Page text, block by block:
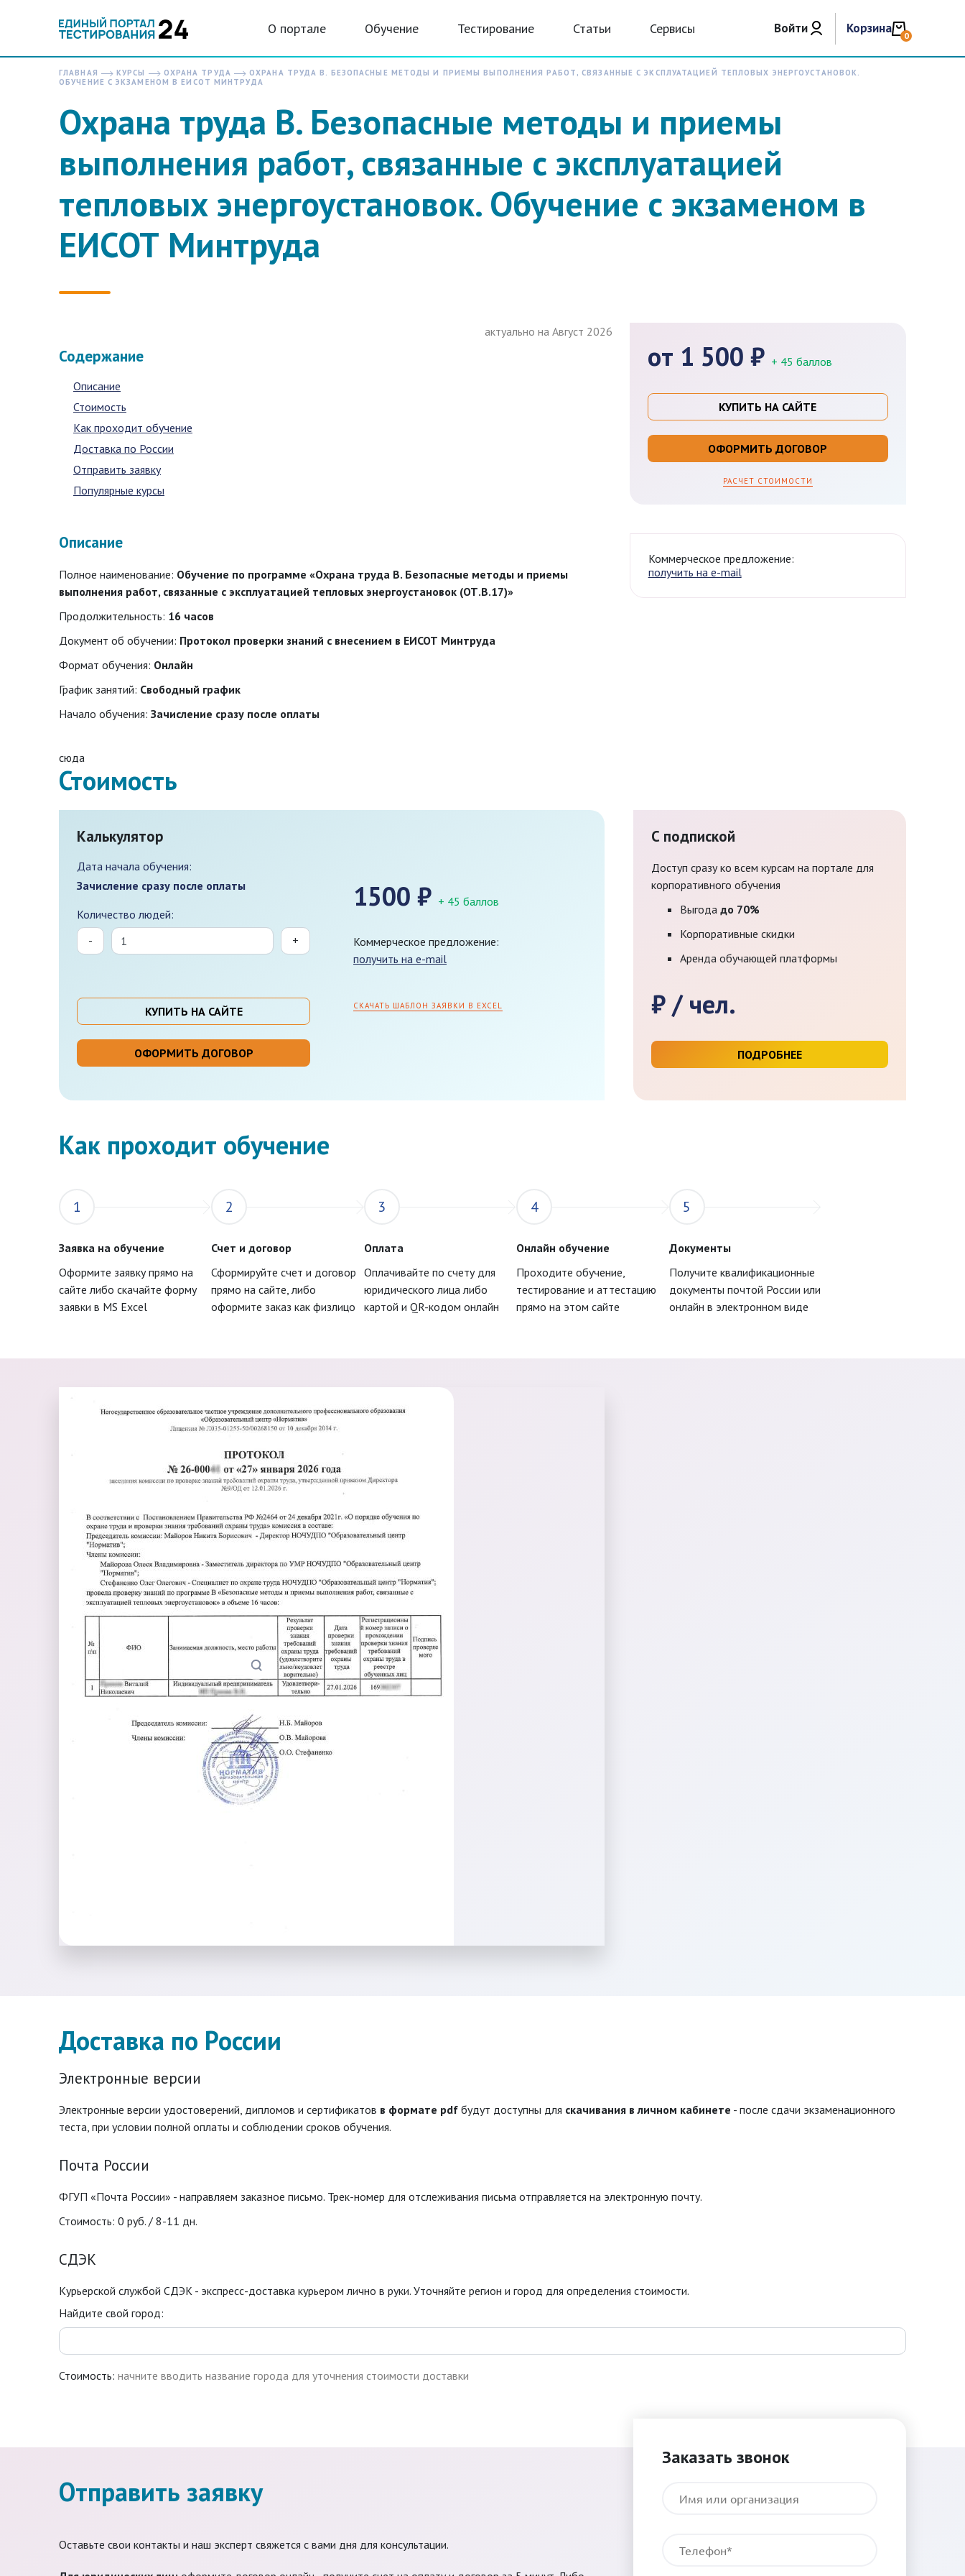
О портале Обучение Тестирование Статьи Сервисы Войти Корзина 0
ГЛАВНАЯ КУРСЫ ОХРАНА ТРУДА
ОХРАНА ТРУДА В. БЕЗОПАСНЫЕ МЕТОДЫ И ПРИЕМЫ ВЫПОЛНЕНИЯ РАБОТ, СВЯЗАННЫЕ С ЭКСПЛУАТАЦИЕЙ ТЕПЛОВЫХ ЭНЕРГОУСТАНОВОК.
ОБУЧЕНИЕ С ЭКЗАМЕНОМ В ЕИСОТ МИНТРУДА
Охрана труда В. Безопасные методы и приемы
выполнения работ, связанные с эксплуатацией
тепловых энергоустановок. Обучение с экзаменом в
ЕИСОТ Минтруда
актуально на Август 2026
Содержание
Описание
Стоимость
Как проходит обучение
Доставка по России
Отправить заявку
Популярные курсы
Описание
Полное наименование: Обучение по программе «Охрана труда В. Безопасные методы и приемы
выполнения работ, связанные с эксплуатацией тепловых энергоустановок (ОТ.В.17)»
Продолжительность: 16 часов
Документ об обучении: Протокол проверки знаний с внесением в ЕИСОТ Минтруда
Формат обучения: Онлайн
График занятий: Свободный график
Начало обучения: Зачисление сразу после оплаты
от 1 500 ₽ + 45 баллов
КУПИТЬ НА САЙТЕ
ОФОРМИТЬ ДОГОВОР
РАСЧЕТ СТОИМОСТИ
Коммерческое предложение:
получить на e-mail
сюда
Стоимость
Калькулятор
Дата начала обучения:
Зачисление сразу после оплаты
Количество людей:
-
+
1500 ₽ + 45 баллов
Коммерческое предложение:
получить на e-mail
КУПИТЬ НА САЙТЕ
ОФОРМИТЬ ДОГОВОР
СКАЧАТЬ ШАБЛОН ЗАЯВКИ В EXCEL
С подпиской
Доступ сразу ко всем курсам на портале для
корпоративного обучения
Выгода до 70%
Корпоративные скидки
Аренда обучающей платформы
₽ / чел.
ПОДРОБНЕЕ
Как проходит обучение
1
Заявка на обучение
Оформите заявку прямо на
сайте либо скачайте форму
заявки в MS Excel
2
Счет и договор
Сформируйте счет и договор
прямо на сайте, либо
оформите заказ как физлицо
3
Оплата
Оплачивайте по счету для
юридического лица либо
картой и QR-кодом онлайн
4
Онлайн обучение
Проходите обучение,
тестирование и аттестацию
прямо на этом сайте
5
Документы
Получите квалификационные
документы почтой России или
онлайн в электронном виде
Доставка по России
Электронные версии
Электронные версии удостоверений, дипломов и сертификатов в формате pdf будут доступны для скачивания в личном кабинете - после сдачи экзаменационного
теста, при условии полной оплаты и соблюдении сроков обучения.
Почта России
ФГУП «Почта России» - направляем заказное письмо. Трек-номер для отслеживания письма отправляется на электронную почту.
Стоимость: 0 руб. / 8-11 дн.
СДЭК
Курьерской службой СДЭК - экспресс-доставка курьером лично в руки. Уточняйте регион и город для определения стоимости.
Найдите свой город:
Стоимость: начните вводить название города для уточнения стоимости доставки
Отправить заявку
Оставьте свои контакты и наш эксперт свяжется с вами дня для консультации.
Заказать звонок